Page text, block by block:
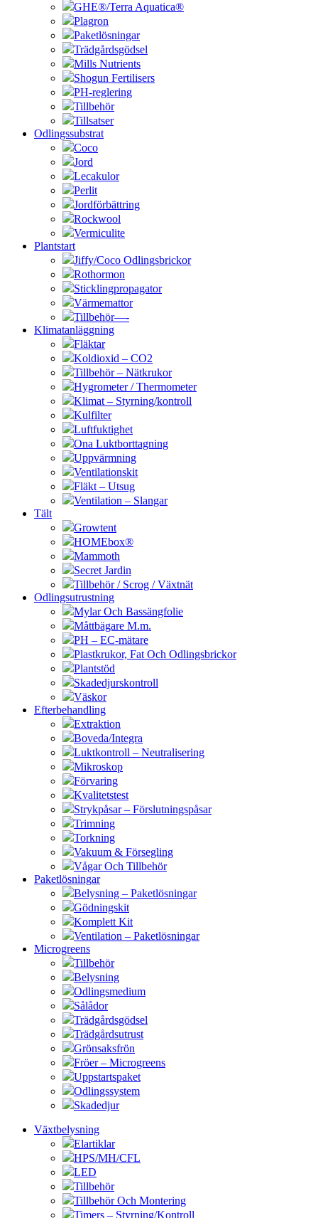
GHE®/Terra Aquatica®
Plagron
Paketlösningar
Trädgårdsgödsel
Mills Nutrients
Shogun Fertilisers
PH-reglering
Tillbehör
Tillsatser
Odlingssubstrat
Coco
Jord
Lecakulor
Perlit
Jordförbättring
Rockwool
Vermiculite
Plantstart
Jiffy/Coco Odlingsbrickor
Rothormon
Sticklingpropagator
Värmemattor
Tillbehör—-
Klimatanläggning
Fläktar
Koldioxid – CO2
Tillbehör – Nätkrukor
Hygrometer / Thermometer
Klimat – Styrning/kontroll
Kulfilter
Luftfuktighet
Ona Luktborttagning
Uppvärmning
Ventilationskit
Fläkt – Utsug
Ventilation – Slangar
Tält
Growtent
HOMEbox®
Mammoth
Secret Jardin
Tillbehör / Scrog / Växtnät
Odlingsutrustning
Mylar Och Bassängfolie
Måttbägare M.m.
PH – EC-mätare
Plastkrukor, Fat Och Odlingsbrickor
Plantstöd
Skadedjurskontroll
Väskor
Efterbehandling
Extraktion
Boveda/Integra
Luktkontroll – Neutralisering
Mikroskop
Förvaring
Kvalitetstest
Strykpåsar – Förslutningspåsar
Trimning
Torkning
Vakuum & Försegling
Vågar Och Tillbehör
Paketlösningar
Belysning – Paketlösningar
Gödningskit
Komplett Kit
Ventilation – Paketlösningar
Microgreens
Tillbehör
Belysning
Odlingsmedium
Sålådor
Trädgårdsgödsel
Trädgårdsutrust
Grönsaksfrön
Fröer – Microgreens
Uppstartspaket
Odlingssystem
Skadedjur
Växtbelysning
Elartiklar
HPS/MH/CFL
LED
Tillbehör
Tillbehör Och Montering
Timers – Styrning/Kontroll